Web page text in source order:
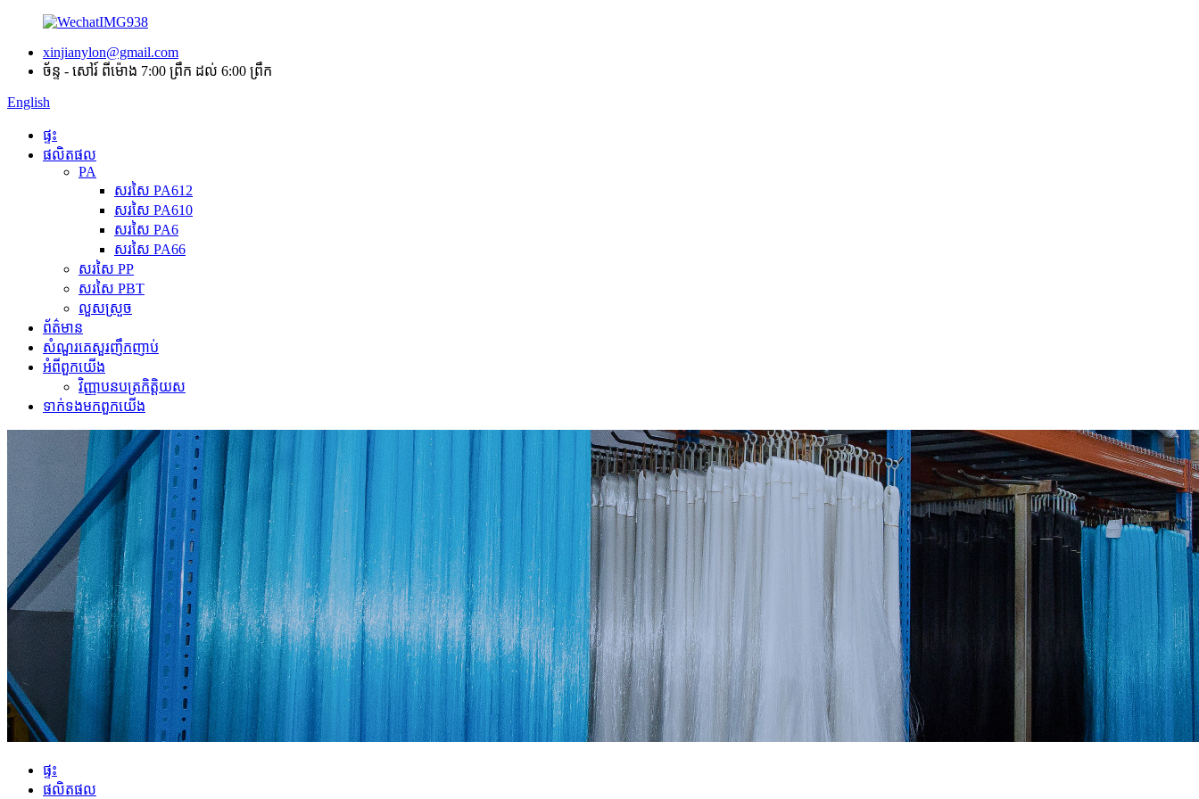
xinjianylon@gmail.com
ច័ន្ទ - សៅរ៍ ពីម៉ោង 7:00 ព្រឹក ដល់ 6:00 ព្រឹក
English
ផ្ទះ
ផលិតផល
PA
សរសៃ PA612
សរសៃ PA610
សរសៃ PA6
សរសៃ PA66
សរសៃ PP
សរសៃ PBT
លួសស្រួច
ព័ត៌មាន
សំណួរគេសួរញឹកញាប់
អំពី​ពួក​យើង
វិញ្ញាបនបត្រកិត្តិយស
ទាក់ទង​មក​ពួក​យើង
ផ្ទះ
ផលិតផល